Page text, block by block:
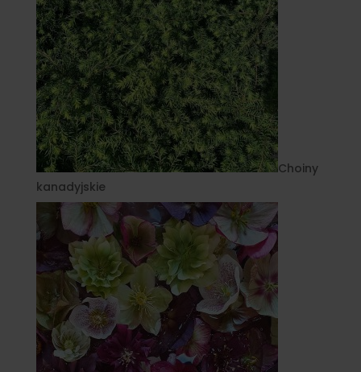
Choiny
kanadyjskie